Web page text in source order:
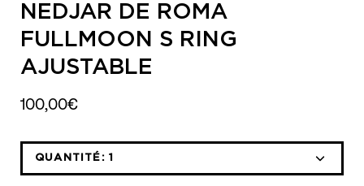
NEDJAR DE ROMA
FULLMOON S RING
AJUSTABLE
100,00€
QUANTITÉ: 1